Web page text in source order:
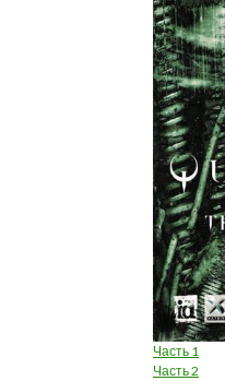
Часть 1
Часть 2